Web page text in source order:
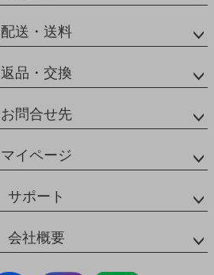
配送・送料
返品・交換
お問合せ先
マイページ
サポート
会社概要